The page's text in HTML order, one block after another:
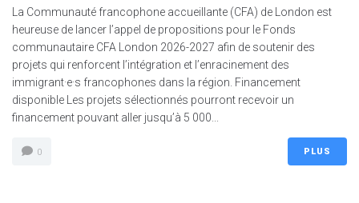
La Communauté francophone accueillante (CFA) de London est
heureuse de lancer l’appel de propositions pour le Fonds
communautaire CFA London 2026-2027 afin de soutenir des
projets qui renforcent l’intégration et l’enracinement des
immigrant·e·s francophones dans la région. Financement
disponible Les projets sélectionnés pourront recevoir un
financement pouvant aller jusqu’à 5 000...
0 PLUS